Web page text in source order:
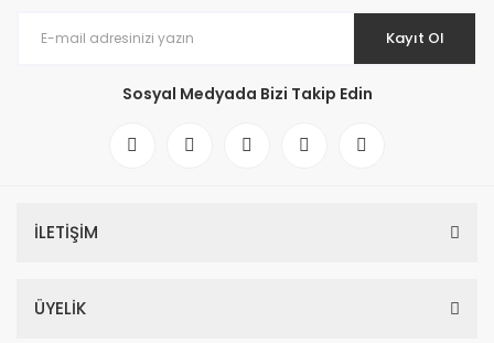
Kayıt Ol
Sosyal Medyada Bizi Takip Edin
İLETİŞİM
ÜYELİK